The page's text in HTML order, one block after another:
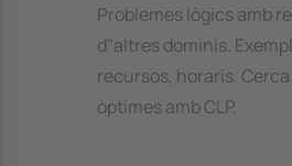
Problemes lògics amb
d"altres dominis.
recursos, horaris.
òptimes amb CLP.